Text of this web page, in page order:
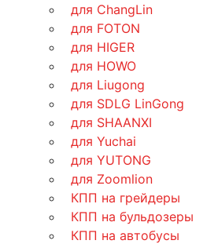
для ChangLin
для FOTON
для HIGER
для HOWO
для Liugong
для SDLG LinGong
для SHAANXI
для Yuchai
для YUTONG
для Zoomlion
КПП на грейдеры
КПП на бульдозеры
КПП на автобусы